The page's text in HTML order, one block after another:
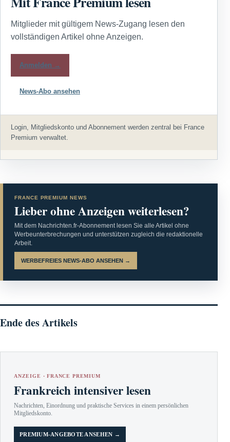
Mitglieder mit gültigem News-Zugang lesen den
vollständigen Artikel ohne Anzeigen.
Anmelden →
News-Abo ansehen
Login, Mitgliedskonto und Abonnement werden zentral bei France
Premium verwaltet.
FRANCE PREMIUM NEWS
Lieber ohne Anzeigen weiterlesen?
Mit dem Nachrichten.fr-Abonnement lesen Sie alle Artikel ohne
Werbeunterbrechungen und unterstützen zugleich die redaktionelle
Arbeit.
WERBEFREIES NEWS-ABO ANSEHEN →
Ende des Artikels
ANZEIGE · FRANCE PREMIUM
Frankreich intensiver lesen
Nachrichten, Einordnung und praktische Services in einem persönlichen
Mitgliedskonto.
PREMIUM-ANGEBOTE ANSEHEN →